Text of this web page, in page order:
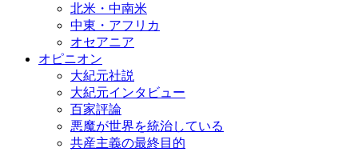
北米・中南米
中東・アフリカ
オセアニア
オピニオン
大紀元社説
大紀元インタビュー
百家評論
悪魔が世界を統治している
共産主義の最終目的